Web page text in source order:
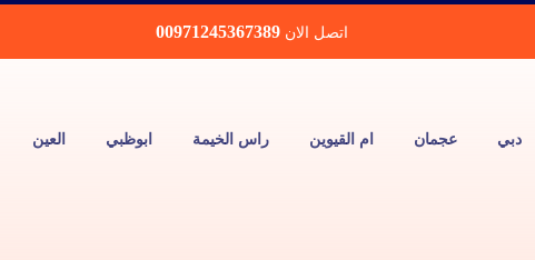
اتصل الان 00971245367389
دبي عجمان ام القيوين راس الخيمة ابوظبي العين